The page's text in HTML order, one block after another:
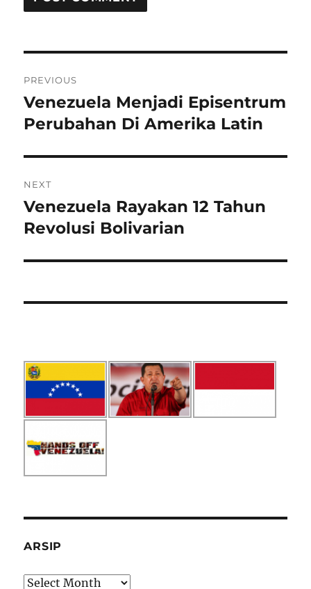
navigation
PREVIOUS
Previous
post:
Venezuela Menjadi Episentrum
Perubahan Di Amerika Latin
NEXT
Next
post:
Venezuela Rayakan 12 Tahun
Revolusi Bolivarian
ARSIP
Arsip